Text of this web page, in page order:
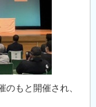
もと開催され、